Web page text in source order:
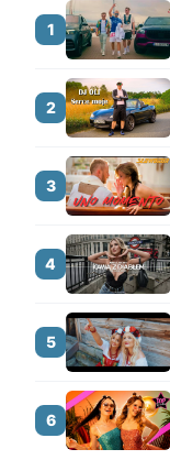
1
2
3
4
5
6